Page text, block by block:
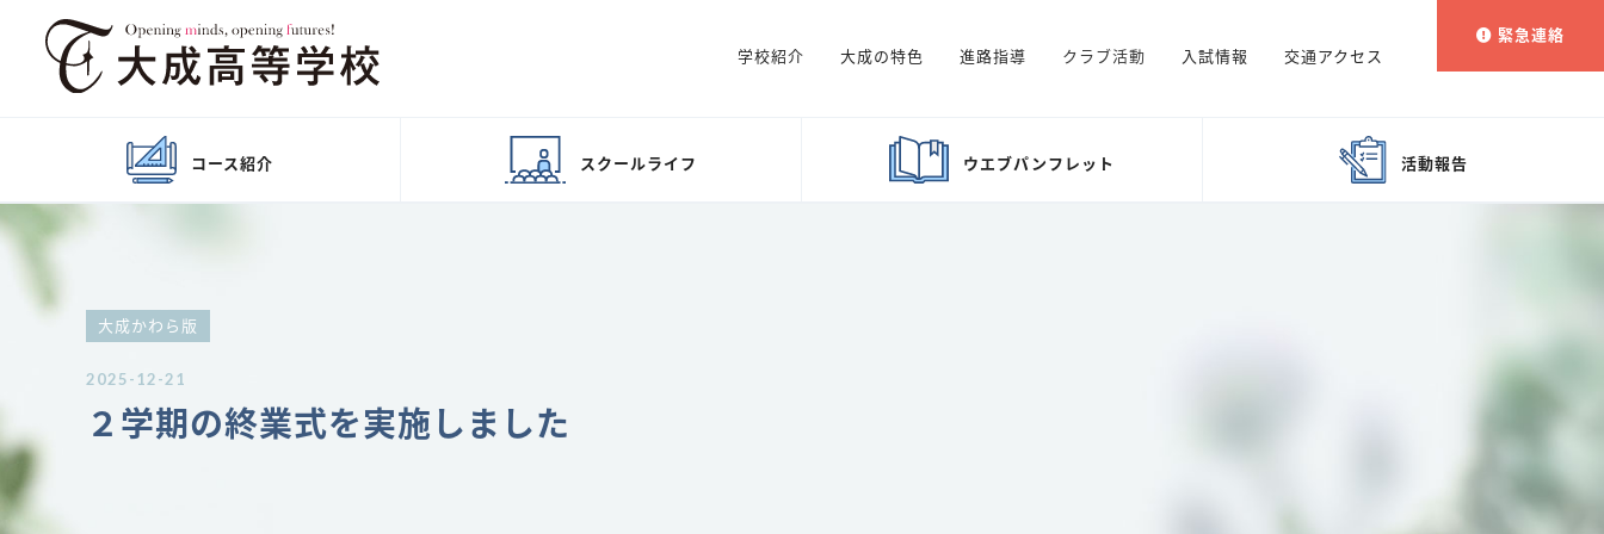
学校紹介 大成の特色 進路指導 クラブ活動 入試情報 交通アクセス
緊急連絡
コース紹介 スクールライフ ウエブパンフレット 活動報告
大成かわら版
2025-12-21
２学期の終業式を実施しました